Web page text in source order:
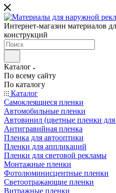
Интернет-магазин материалов
конструкций
Каталог
По всему сайту
По каталогу
Каталог
Самоклеящиеся пленки
Автомобильные пленки
Автовинил (цветные пленки для
Антигравийная пленка
Пленка для автооптики
Пленки для аппликаций
Пленки для световой рекламы
Монтажные пленки
Фотолюминисцентные пленки
Светоотражающие пленки
Витражные пленки